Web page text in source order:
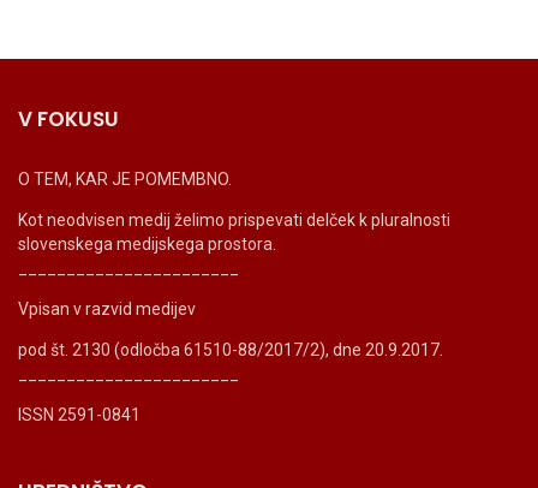
V FOKUSU
O TEM, KAR JE POMEMBNO.
Kot neodvisen medij želimo prispevati delček k pluralnosti
slovenskega medijskega prostora.
Vpisan v razvid medijev
pod št. 2130 (odločba 61510-88/2017/2), dne 20.9.2017.
ISSN 2591-0841